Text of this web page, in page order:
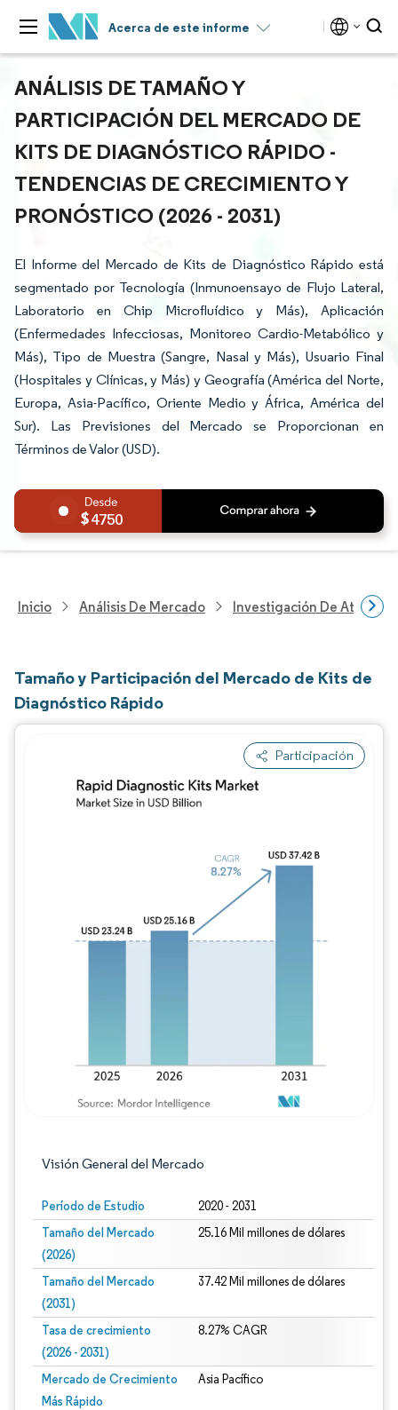
Acerca de este informe
ANÁLISIS DE TAMAÑO Y
PARTICIPACIÓN DEL MERCADO DE
KITS DE DIAGNÓSTICO RÁPIDO -
TENDENCIAS DE CRECIMIENTO Y
PRONÓSTICO (2026 - 2031)
El Informe del Mercado de Kits de Diagnóstico Rápido está
segmentado por Tecnología (Inmunoensayo de Flujo Lateral,
Laboratorio en Chip Microfluídico y Más), Aplicación
(Enfermedades Infecciosas, Monitoreo Cardio-Metabólico y
Más), Tipo de Muestra (Sangre, Nasal y Más), Usuario Final
(Hospitales y Clínicas, y Más) y Geografía (América del Norte,
Europa, Asia-Pacífico, Oriente Medio y África, América del
Sur). Las Previsiones del Mercado se Proporcionan en
Términos de Valor (USD).
4750
Inicio Análisis De Mercado Investigación De
Tamaño y Participación del Mercado de Kits de
Diagnóstico Rápido
Participación
Visión General del Mercado
Período de Estudio 2020 - 2031
Tamaño del Mercado
(2026)
25.16 Mil millones de dólares
Tamaño del Mercado
(2031)
37.42 Mil millones de dólares
Tasa de crecimiento
(2026 - 2031)
8.27% CAGR
Mercado de Crecimiento
Más Rápido
Asia Pacífico